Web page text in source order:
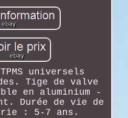
universels
Tige de valve
en aluminium -
Durée de vie de
: 5-7 ans.